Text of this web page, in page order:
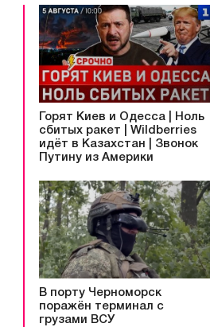
Горят Киев и Одесса | Ноль
сбитых ракет | Wildberries
идёт в Казахстан | Звонок
Путину из Америки
В порту Черноморск
поражён терминал с
грузами ВСУ